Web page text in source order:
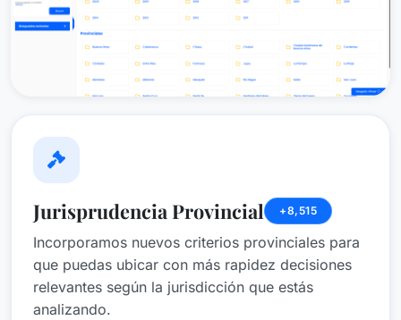
Jurisprudencia Provincial +8,515
Incorporamos nuevos criterios provinciales para
que puedas ubicar con más rapidez decisiones
relevantes según la jurisdicción que estás
analizando.